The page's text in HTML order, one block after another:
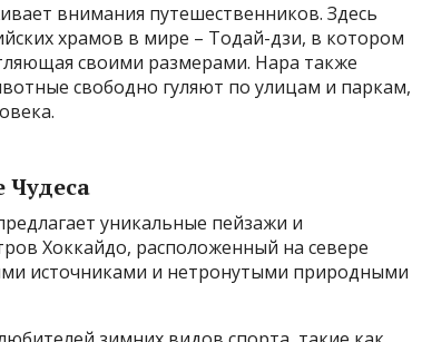
внимания путешественников. Здесь
храмов в мире – Тодай-дзи, в котором
своими размерами. Нара также
свободно гуляют по улицам и паркам,
уникальные пейзажи и
Хоккайдо, расположенный на севере
источниками и нетронутыми природными